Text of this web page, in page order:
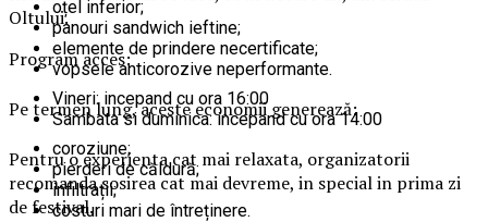
oțel inferior;
panouri sandwich ieftine;
elemente de prindere necertificate;
vopsele anticorozive neperformante.
Pe termen lung, aceste economii generează:
coroziune;
pierderi de căldură;
infiltrații;
costuri mari de întreținere.
Oltului.
Program acces:
Vineri: incepand cu ora 16:00
Sambata si duminica: incepand cu ora 14:00
Pentru o experienta cat mai relaxata, organizatorii
recomanda sosirea cat mai devreme, in special in prima zi
de festival.